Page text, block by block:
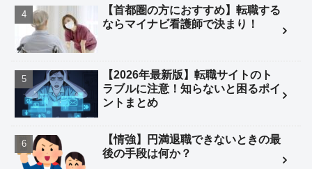
【首都圏の方におすすめ】転職する
ならマイナビ看護師で決まり！
【2026年最新版】転職サイトのト
ラブルに注意！知らないと困るポイ
ントまとめ
【情強】円満退職できないときの最
後の手段は何か？